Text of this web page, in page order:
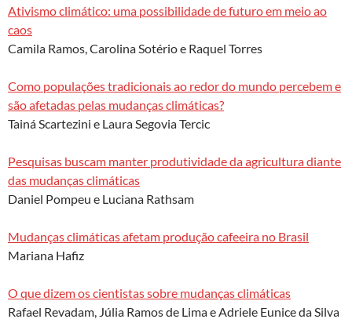
Ativismo climático: uma possibilidade de futuro em meio ao
caos
Camila Ramos, Carolina Sotério e Raquel Torres
Como populações tradicionais ao redor do mundo percebem e
são afetadas pelas mudanças climáticas?
Tainá Scartezini e Laura Segovia Tercic
Pesquisas buscam manter produtividade da agricultura diante
das mudanças climáticas
Daniel Pompeu e Luciana Rathsam
Mudanças climáticas afetam produção cafeeira no Brasil
Mariana Hafiz
O que dizem os cientistas sobre mudanças climáticas
Rafael Revadam, Júlia Ramos de Lima e Adriele Eunice da Silva